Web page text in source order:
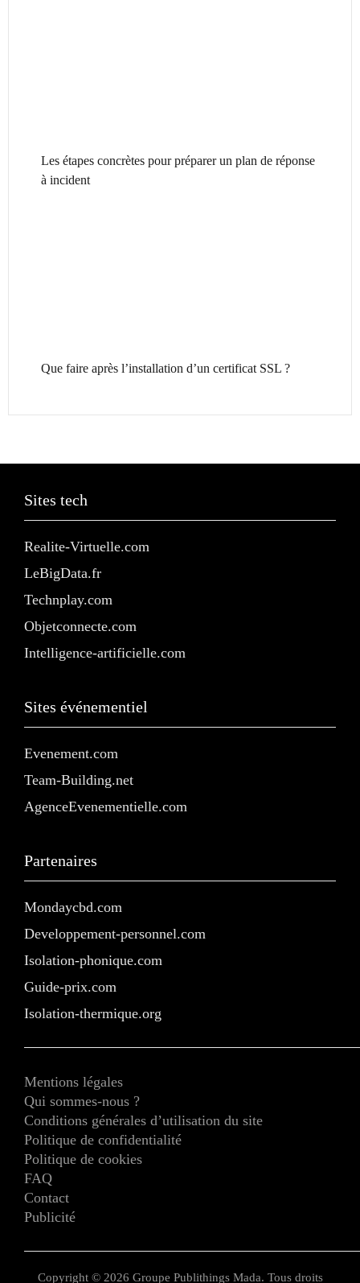
Les étapes concrètes pour préparer un plan de réponse
à incident
Que faire après l’installation d’un certificat SSL ?
Sites tech
Realite-Virtuelle.com
LeBigData.fr
Technplay.com
Objetconnecte.com
Intelligence-artificielle.com
Sites événementiel
Evenement.com
Team-Building.net
AgenceEvenementielle.com
Partenaires
Mondaycbd.com
Developpement-personnel.com
Isolation-phonique.com
Guide-prix.com
Isolation-thermique.org
Mentions légales
Qui sommes-nous ?
Conditions générales d’utilisation du site
Politique de confidentialité
Politique de cookies
FAQ
Contact
Publicité
Copyright © 2026 Groupe Publithings Mada. Tous droits